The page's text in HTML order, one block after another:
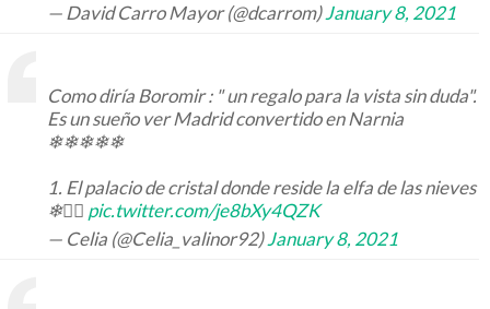
— David Carro Mayor (@dcarrom) January 8, 2021
Como diría Boromir : " un regalo para la vista sin duda".
Es un sueño ver Madrid convertido en Narnia
❄❄❄❄❄
1. El palacio de cristal donde reside la elfa de las nieves
❄🧝‍♀️ pic.twitter.com/je8bXy4QZK
— Celia (@Celia_valinor92) January 8, 2021